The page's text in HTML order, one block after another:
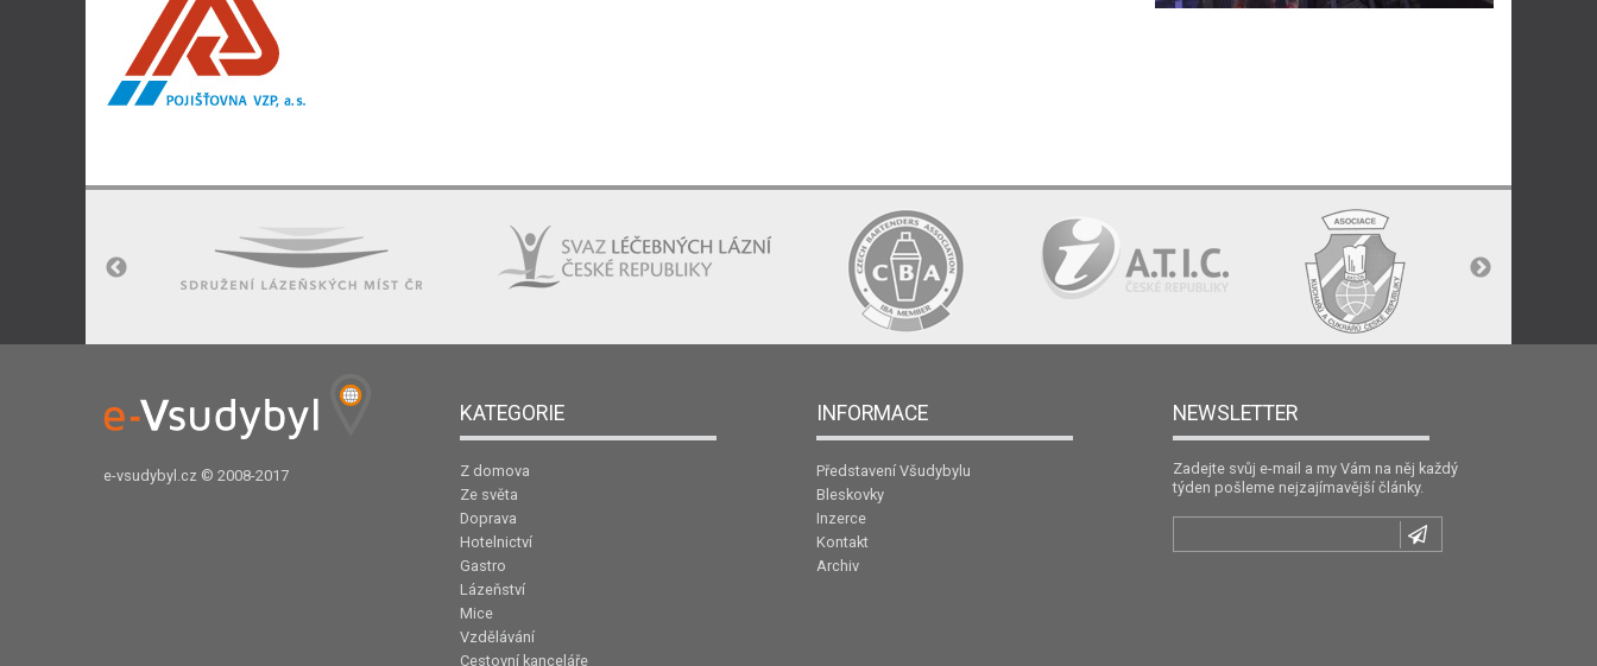
e-vsudybyl.cz © 2008-2017
KATEGORIE
Z domova
Ze světa
Doprava
Hotelnictví
Gastro
Lázeňství
Mice
Vzdělávání
Cestovní kanceláře
INFORMACE
Představení Všudybylu
Bleskovky
Inzerce
Kontakt
Archiv
NEWSLETTER
Zadejte svůj e-mail a my Vám na něj každý
týden pošleme nejzajímavější články.